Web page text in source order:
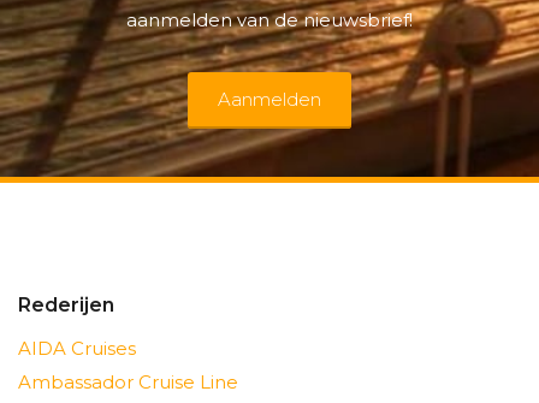
aanmelden van de nieuwsbrief!
Aanmelden
Rederijen
AIDA Cruises
Ambassador Cruise Line